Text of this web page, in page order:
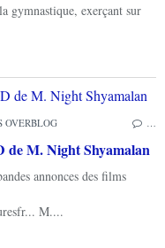
gymnastique, exerçant sur
OVERBLOG
M. Night Shyamalan
annonces des films
M....